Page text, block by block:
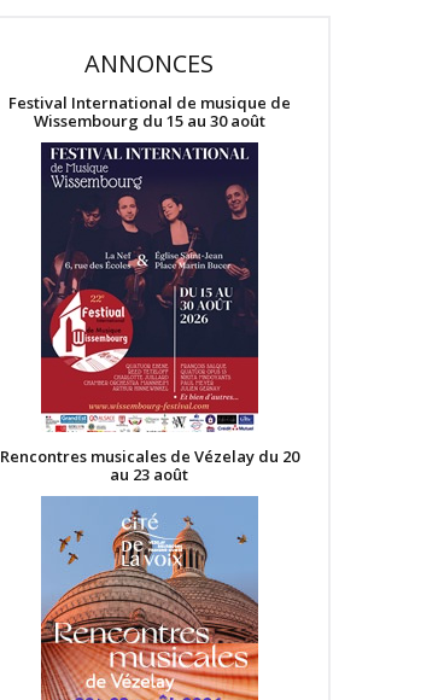
ANNONCES
Festival International de musique de
Wissembourg du 15 au 30 août
Rencontres musicales de Vézelay du 20
au 23 août